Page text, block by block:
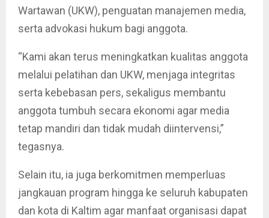
Wartawan (UKW), penguatan manajemen media,
serta advokasi hukum bagi anggota.
“Kami akan terus meningkatkan kualitas anggota
melalui pelatihan dan UKW, menjaga integritas
serta kebebasan pers, sekaligus membantu
anggota tumbuh secara ekonomi agar media
tetap mandiri dan tidak mudah diintervensi,”
tegasnya.
Selain itu, ia juga berkomitmen memperluas
jangkauan program hingga ke seluruh kabupaten
dan kota di Kaltim agar manfaat organisasi dapat